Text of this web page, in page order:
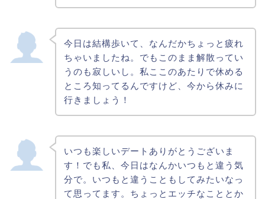
今日は結構歩いて、なんだかちょっと疲れ
ちゃいましたね。でもこのまま解散ってい
うのも寂しいし。私ここのあたりで休める
ところ知ってるんですけど、今から休みに
行きましょう！
いつも楽しいデートありがとうございま
す！でも私、今日はなんかいつもと違う気
分で。いつもと違うこともしてみたいなっ
て思ってます。ちょっとエッチなこととか